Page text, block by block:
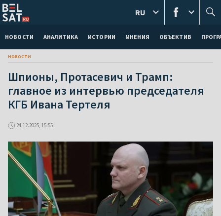
НОВОСТИ АНАЛИТИКА ИСТОРИИ МНЕНИЯ ОБЪЕКТИВ
RU
новости
Шпионы, Протасевич и Трамп:
главное из интервью председателя
КГБ Ивана Тертеля
24.12.2025, 15:55